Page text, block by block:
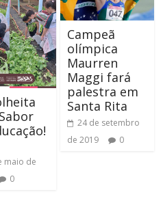
maio de
0
Campeã
olímpica
Maurren
Maggi fará
palestra em
Santa Rita
24 de setembro
de 2019
0